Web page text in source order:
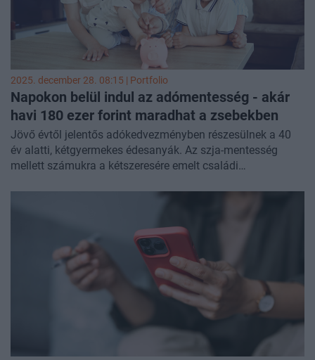
2025. december 28. 08:15 | Portfolio
Napokon belül indul az adómentesség - akár
havi 180 ezer forint maradhat a zsebekben
Jövő évtől jelentős adókedvezményben részesülnek a 40
év alatti, kétgyermekes édesanyák. Az szja-mentesség
mellett számukra a kétszeresére emelt családi
lehetővé válik, ami átlagbér esetén számottevő